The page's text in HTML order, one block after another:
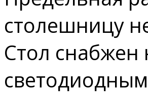
столешницу
Стол снабжен